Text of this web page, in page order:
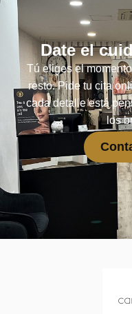
Date el
Tú eliges el
resto. Pide tu cita
cada detalle está
los